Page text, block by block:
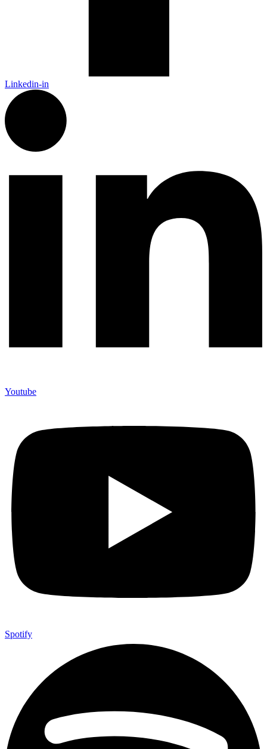
Linkedin-in
Youtube
Spotify